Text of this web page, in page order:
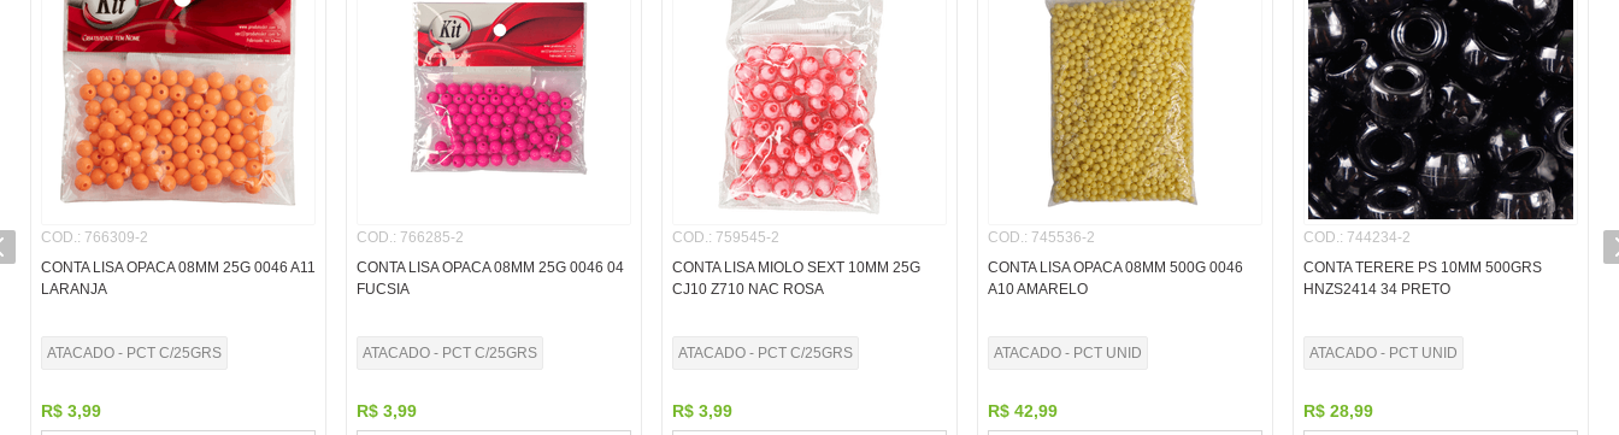
COD.: 766309-2
CONTA LISA OPACA 08MM 25G 0046 A11
LARANJA
ATACADO - PCT C/25GRS
R$ 3,99
COD.: 766285-2
CONTA LISA OPACA 08MM 25G 0046 04
FUCSIA
ATACADO - PCT C/25GRS
R$ 3,99
COD.: 759545-2
CONTA LISA MIOLO SEXT 10MM 25G
CJ10 Z710 NAC ROSA
ATACADO - PCT C/25GRS
R$ 3,99
COD.: 745536-2
CONTA LISA OPACA 08MM 500G 0046
A10 AMARELO
ATACADO - PCT UNID
R$ 42,99
COD.: 744234-2
CONTA TERERE PS 10MM 500GRS
HNZS2414 34 PRETO
ATACADO - PCT UNID
R$ 28,99